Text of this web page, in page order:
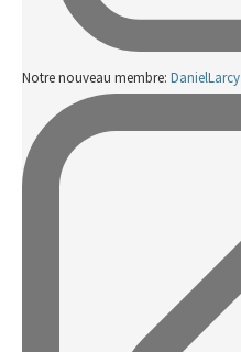
Notre nouveau membre: DanielLarcy